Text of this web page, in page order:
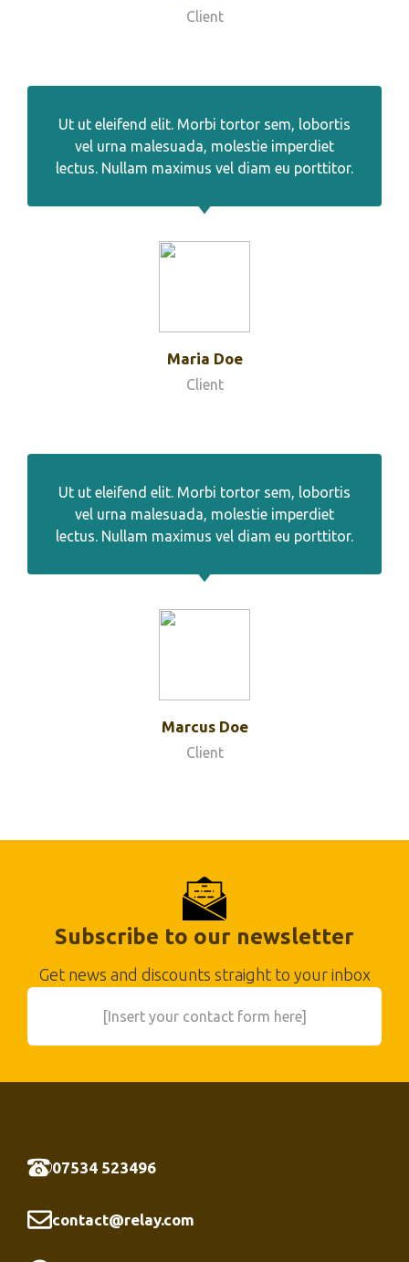
Client
Ut ut eleifend elit. Morbi tortor sem, lobortis
vel urna malesuada, molestie imperdiet
lectus. Nullam maximus vel diam eu porttitor.
Maria Doe
Client
Ut ut eleifend elit. Morbi tortor sem, lobortis
vel urna malesuada, molestie imperdiet
lectus. Nullam maximus vel diam eu porttitor.
Marcus Doe
Client
Subscribe to our newsletter
Get news and discounts straight to your inbox
[Insert your contact form here]
07534 523496
contact@relay.com